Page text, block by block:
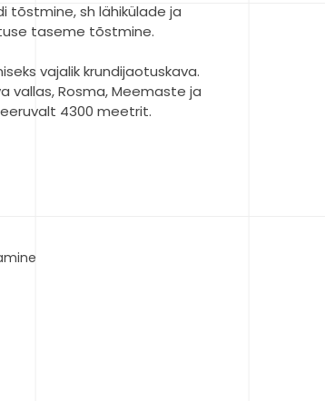
tõstmine, sh lähikülade ja
taseme tõstmine.
vajalik krundijaotuskava.
vallas, Rosma, Meemaste ja
4300 meetrit.